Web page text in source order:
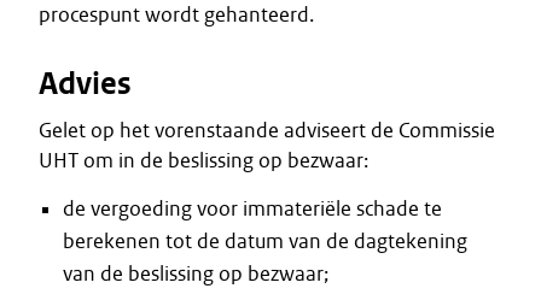
procespunt wordt gehanteerd.
Advies
Gelet op het vorenstaande adviseert de Commissie
UHT om in de beslissing op bezwaar:
de vergoeding voor immateriële schade te
berekenen tot de datum van de dagtekening
van de beslissing op bezwaar;